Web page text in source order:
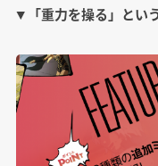
▼ 「重力を操る」とい